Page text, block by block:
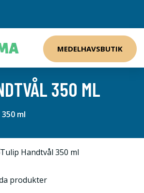
MEDELHAVSBUTIK
350 ML
ml
produkter